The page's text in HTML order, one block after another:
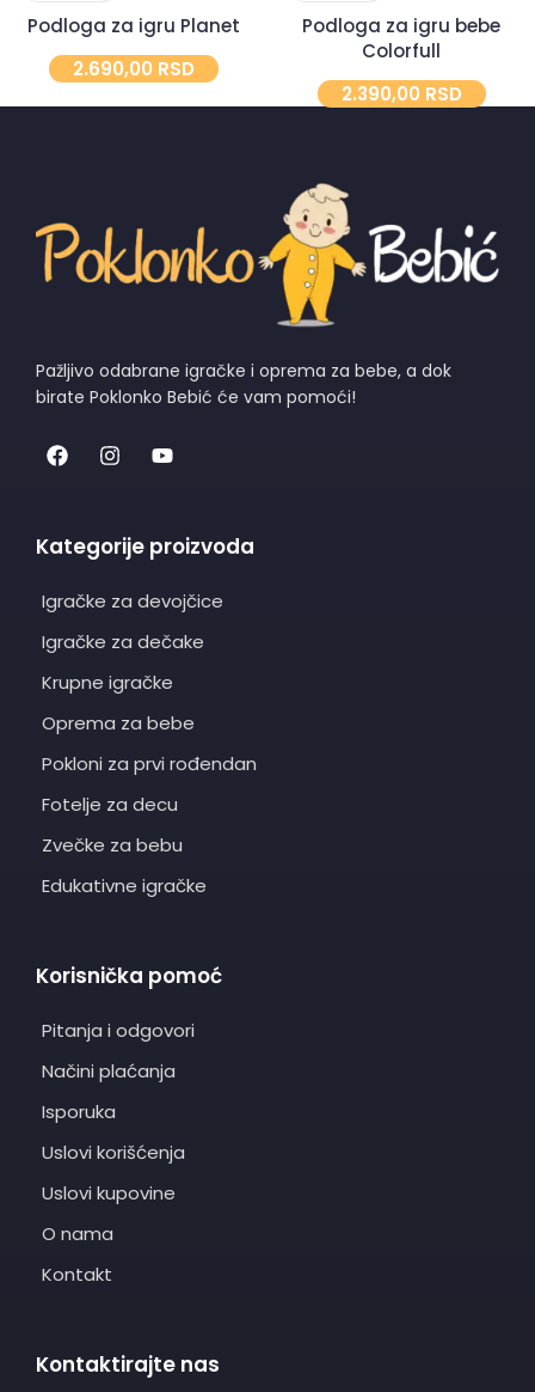
Podloga za igru Planet
2.690,00 RSD
Podloga za igru bebe
Colorfull
2.390,00 RSD
Pažljivo odabrane igračke i oprema za bebe, a dok
birate Poklonko Bebić će vam pomoći!
Kategorije proizvoda
Igračke za devojčice
Igračke za dečake
Krupne igračke
Oprema za bebe
Pokloni za prvi rođendan
Fotelje za decu
Zvečke za bebu
Edukativne igračke
Korisnička pomoć
Pitanja i odgovori
Načini plaćanja
Isporuka
Uslovi korišćenja
Uslovi kupovine
O nama
Kontakt
Kontaktirajte nas